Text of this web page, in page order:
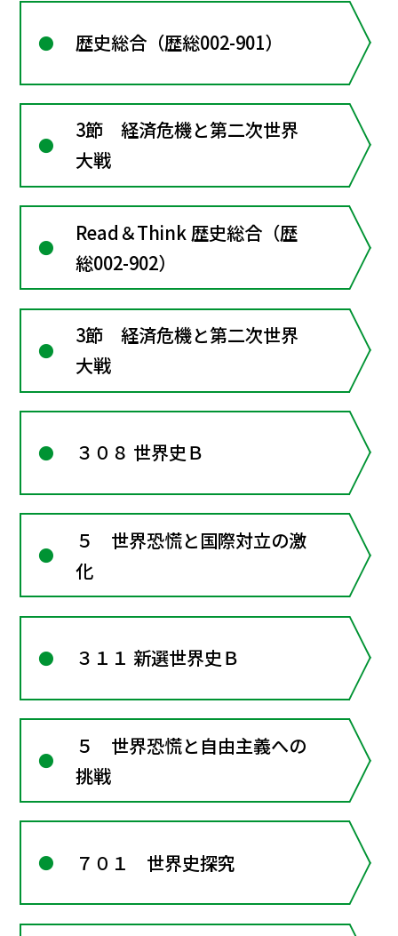
歴史総合（歴総002-901）
3節 経済危機と第二次世界
大戦
Read＆Think 歴史総合（歴
総002-902）
3節 経済危機と第二次世界
大戦
３０８ 世界史Ｂ
５ 世界恐慌と国際対立の激
化
３１１ 新選世界史Ｂ
５ 世界恐慌と自由主義への
挑戦
７０１ 世界史探究